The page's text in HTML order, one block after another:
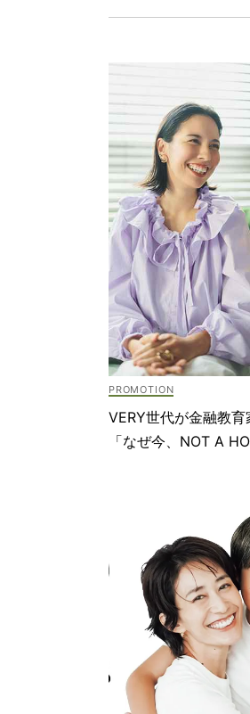
VERY世代が金融教
「なぜ今、NOT A